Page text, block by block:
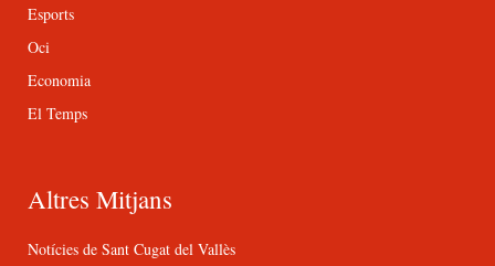
Esports
Oci
Economia
El Temps
Altres Mitjans
Notícies de Sant Cugat del Vallès